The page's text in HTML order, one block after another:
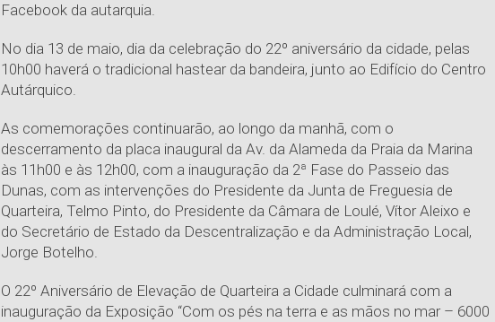
Facebook da autarquia.
No dia 13 de maio, dia da celebração do 22º aniversário da cidade, pelas
10h00 haverá o tradicional hastear da bandeira, junto ao Edifício do Centro
Autárquico.
As comemorações continuarão, ao longo da manhã, com o
descerramento da placa inaugural da Av. da Alameda da Praia da Marina
às 11h00 e às 12h00, com a inauguração da 2ª Fase do Passeio das
Dunas, com as intervenções do Presidente da Junta de Freguesia de
Quarteira, Telmo Pinto, do Presidente da Câmara de Loulé, Vítor Aleixo e
do Secretário de Estado da Descentralização e da Administração Local,
Jorge Botelho.
O 22º Aniversário de Elevação de Quarteira a Cidade culminará com a
inauguração da Exposição “Com os pés na terra e as mãos no mar – 6000